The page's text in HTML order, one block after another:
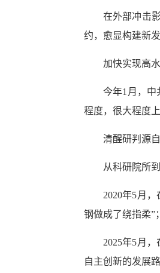
在外部冲击
约，愈显构建新
加快实现高
今年1月，中
程度，很大程度
清醒研判源
从科研院所
2020年5月
钢做成了绕指柔”
2025年5月
自主创新的发展